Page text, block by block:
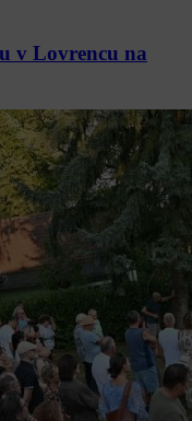
v Lovrencu na